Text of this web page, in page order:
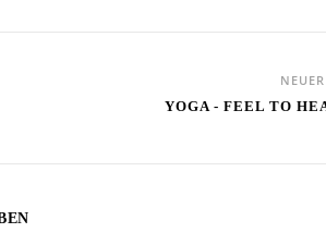
YOGA - FEEL TO